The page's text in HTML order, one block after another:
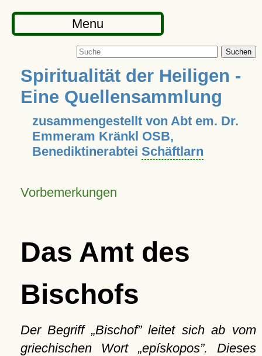
Menu
Suchen
Spiritualität der Heiligen -
Eine Quellensammlung
zusammengestellt von Abt em. Dr.
Emmeram Kränkl OSB,
Benediktinerabtei Schäftlarn
Vorbemerkungen
Das Amt des
Bischofs
Der Begriff Bischof leitet sich ab vom
griechischen Wort
epískopos . Dieses